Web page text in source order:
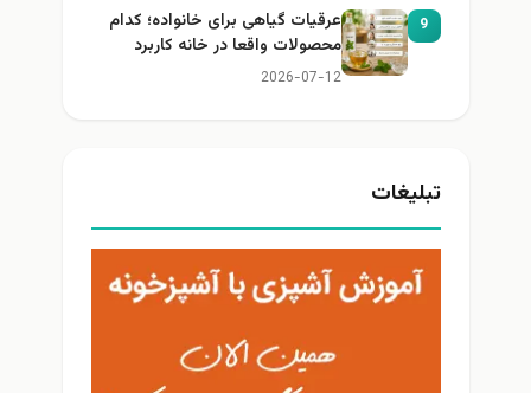
9
عرقیات گیاهی برای خانواده؛ کدام
محصولات واقعا در خانه کاربرد
دارند؟
2026-07-12
تبلیغات